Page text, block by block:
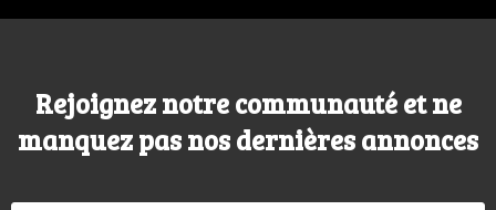
Rejoignez notre communauté et ne
manquez pas nos dernières annonces